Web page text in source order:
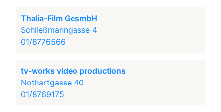
Thalia-Film GesmbH
Schließmanngasse 4
01/8776566
tv-works video productions
Nothartgasse 40
01/8769175